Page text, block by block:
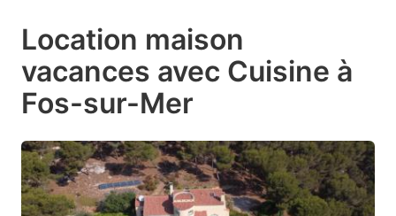
Location maison
vacances avec Cuisine à
Fos-sur-Mer